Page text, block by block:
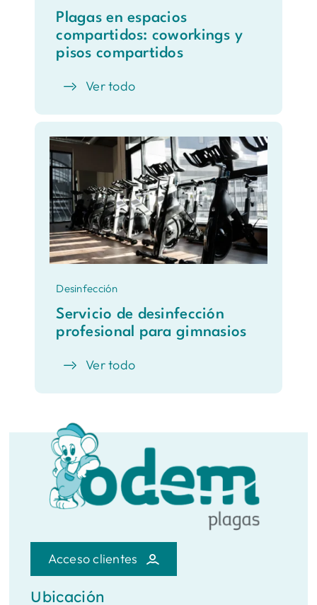
Plagas en espacios
compartidos: coworkings y
pisos compartidos
Ver todo
Desinfección
Servicio de desinfección
profesional para gimnasios
Ver todo
Acceso clientes
Ubicación